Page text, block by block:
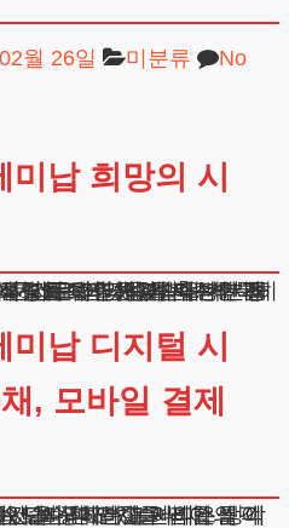
월 26일 미분류
No
납 희망의 시
성공 사례를 상세히 설명해드리겠습니다.
납 디지털 시
, 모바일 결제
이러한 편리함의 이면에는 예상치 못한 위험이 도사리고 있습니다.
로 이어질 수 있습니다.